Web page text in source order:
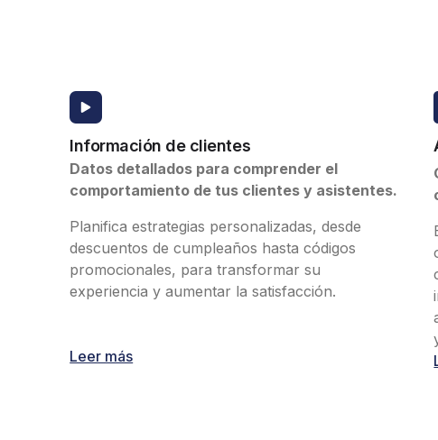
Parques de
Piscinas y balnearios
Productores de
Centros turíscos
Zoológicos /
Información de clientes
Datos detallados para comprender el
comportamiento de tus clientes y asistentes.
Planifica estrategias personalizadas, desde
descuentos de cumpleaños hasta códigos
promocionales, para transformar su
experiencia y aumentar la satisfacción.
Leer más